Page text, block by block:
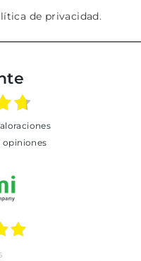
de privacidad.